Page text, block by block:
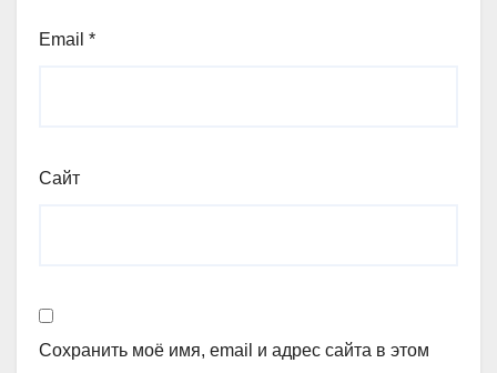
Email *
Сайт
Сохранить моё имя, email и адрес сайта в этом